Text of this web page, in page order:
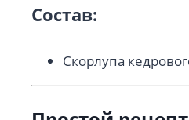
Состав:
Скорлупа